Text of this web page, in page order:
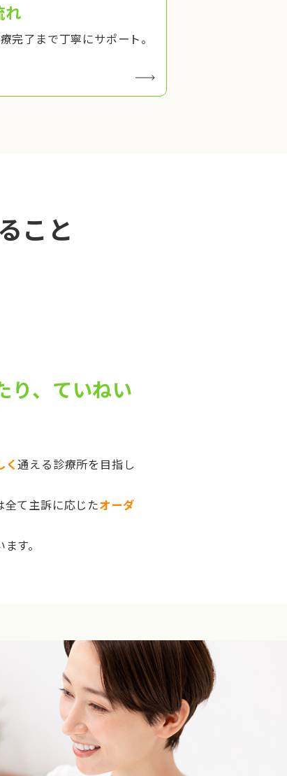
れ
完了まで丁寧にサポート。
こと
り、ていねい
く通える診療所を目指し
て主訴に応じたオーダ
す。